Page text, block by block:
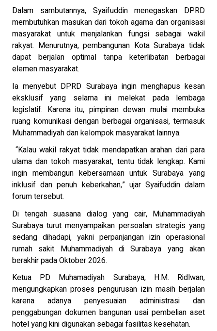
Dalam sambutannya, Syaifuddin menegaskan DPRD
membutuhkan masukan dari tokoh agama dan organisasi
masyarakat untuk menjalankan fungsi sebagai wakil
rakyat. Menurutnya, pembangunan Kota Surabaya tidak
dapat berjalan optimal tanpa keterlibatan berbagai
elemen masyarakat.
Ia menyebut DPRD Surabaya ingin menghapus kesan
eksklusif yang selama ini melekat pada lembaga
legislatif. Karena itu, pimpinan dewan mulai membuka
ruang komunikasi dengan berbagai organisasi, termasuk
Muhammadiyah dan kelompok masyarakat lainnya.
“Kalau wakil rakyat tidak mendapatkan arahan dari para
ulama dan tokoh masyarakat, tentu tidak lengkap. Kami
ingin membangun kebersamaan untuk Surabaya yang
inklusif dan penuh keberkahan,” ujar Syaifuddin dalam
forum tersebut.
Di tengah suasana dialog yang cair, Muhammadiyah
Surabaya turut menyampaikan persoalan strategis yang
sedang dihadapi, yakni perpanjangan izin operasional
rumah sakit Muhammadiyah di Surabaya yang akan
berakhir pada Oktober 2026.
Ketua PD Muhamadiyah Surabaya, H.M. Ridlwan,
mengungkapkan proses pengurusan izin masih berjalan
karena adanya penyesuaian administrasi dan
penggabungan dokumen bangunan usai pembelian aset
hotel yang kini digunakan sebagai fasilitas kesehatan.